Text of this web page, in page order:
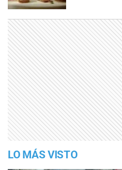
LO MÁS VISTO